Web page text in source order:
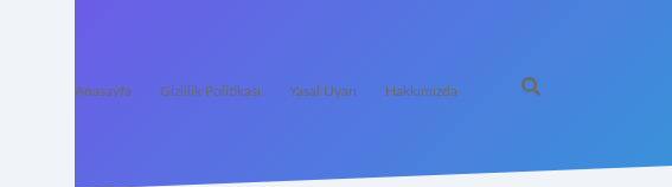
Anasayfa Gizlilik Politikası Yasal Uyarı Hakkımızda